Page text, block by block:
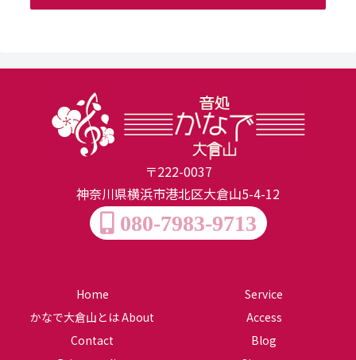
〒222-0037
神奈川県横浜市港北区大倉山5-4-12
080-7983-9713
Home
Service
かなで大倉山とは About
Access
Contact
Blog